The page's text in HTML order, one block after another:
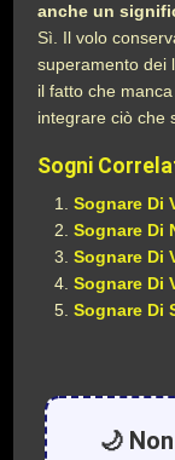
anche un
Sì. Il volo
superamento dei
il fatto che
integrare ciò che
Sogni
Sognare Di
Sognare Di
Sognare Di
Sognare Di
Sognare Di
🌙